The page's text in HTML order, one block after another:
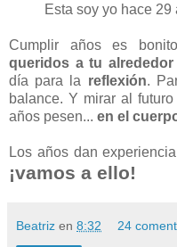
Esta soy yo hace
Cumplir años es
queridos a tu alrededor
día para la reflexión.
balance. Y mirar al
años pesen... en el
Los años dan
¡vamos a ello!
Beatriz en 8:32 24